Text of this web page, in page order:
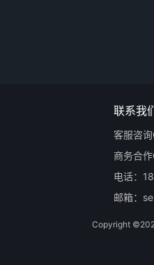
联系我
客服咨
商务合
电话：
邮箱：
Copyright